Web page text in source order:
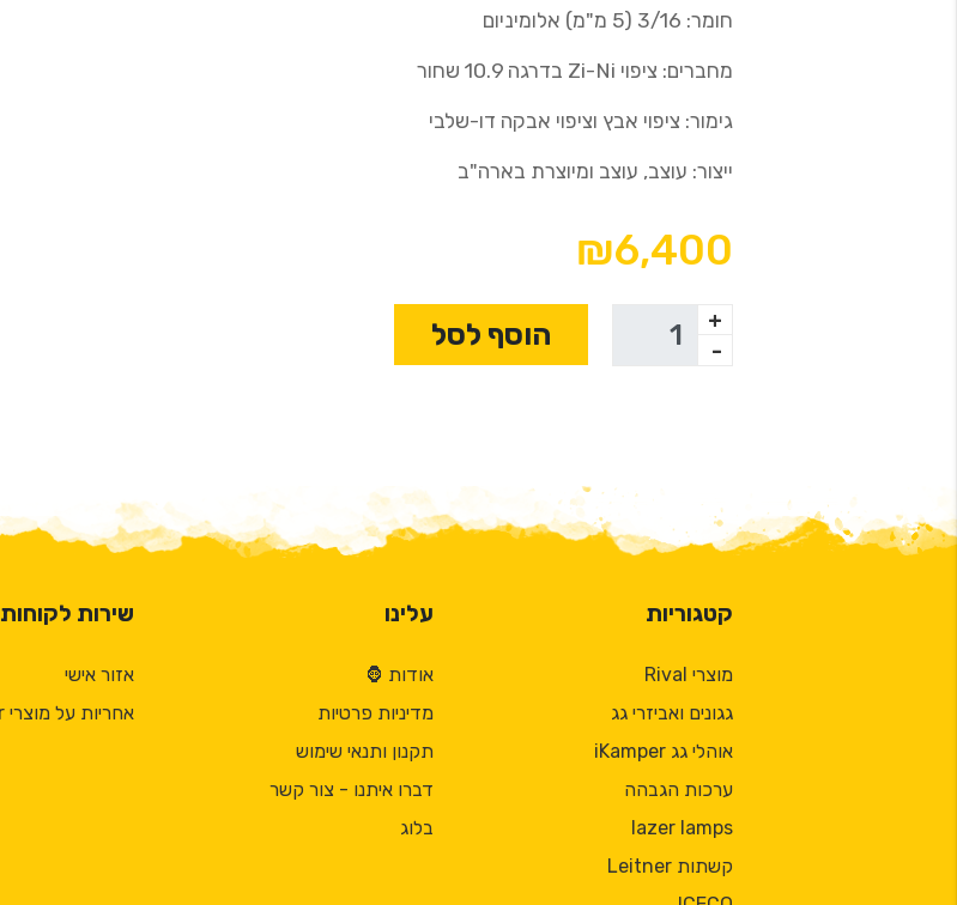
חומר: 3/16 (5 מ"מ) אלומיניום
מחברים: ציפוי Zi-Ni בדרגה 10.9 שחור
גימור: ציפוי אבץ וציפוי אבקה דו-שלבי
ייצור: עוצב, עוצב ומיוצרת בארה"ב
₪6,400
+
-
הוסף לסל
קטגוריות
מוצרי Rival
גגונים ואביזרי גג
אוהלי גג iKamper
ערכות הגבהה
lazer lamps
קשתות Leitner
עלינו
אודות 🦍
מדיניות פרטיות
תקנון ותנאי שימוש
דברו איתנו - צור קשר
בלוג
שירות לקוחות
אזור אישי
אחריות על מוצרי iKamper